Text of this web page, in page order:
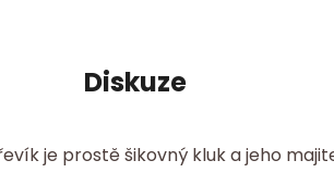
Diskuze
je prostě šikovný kluk a jeho